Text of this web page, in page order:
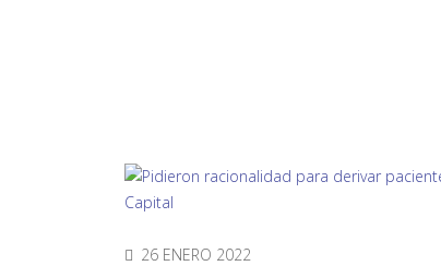
26 ENERO 2022